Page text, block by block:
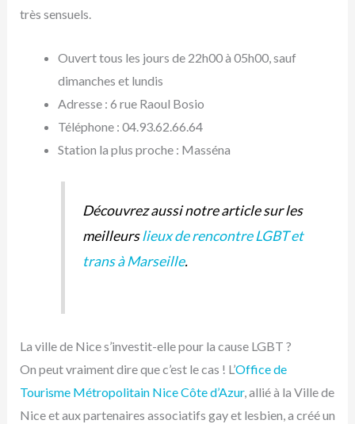
très sensuels.
Ouvert tous les jours de 22h00 à 05h00, sauf
dimanches et lundis
Adresse : 6 rue Raoul Bosio
Téléphone : 04.93.62.66.64
Station la plus proche : Masséna
Découvrez aussi notre article sur les
meilleurslieux de rencontre LGBT et
trans à Marseille.
La ville de Nice s’investit-elle pour la cause LGBT ?
On peut vraiment dire que c’est le cas ! L’Office de
Tourisme Métropolitain Nice Côte d’Azur, allié à la Ville de
Nice et aux partenaires associatifs gay et lesbien, a créé un